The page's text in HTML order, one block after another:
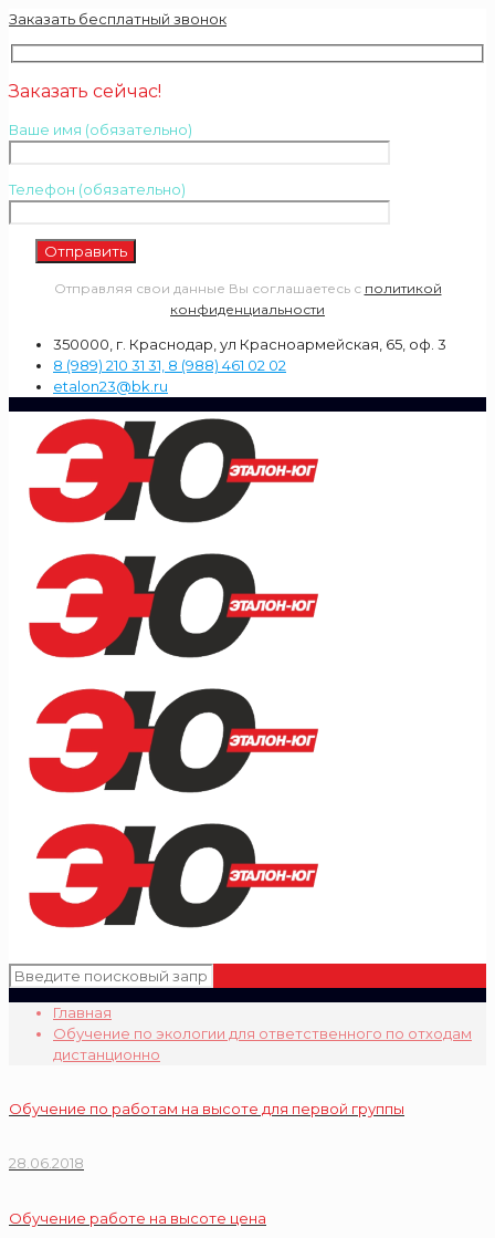
Заказать бесплатный звонок
Заказать сейчас!
Ваше имя (обязательно)
Телефон (обязательно)
Отправляя свои данные Вы соглашаетесь с политикой
конфиденциальности
350000, г. Краснодар, ул Красноармейская, 65, оф. 3
8 (989) 210 31 31, 8 (988) 461 02 02
etalon23@bk.ru
Главная
Обучение по экологии для ответственного по отходам
дистанционно
Обучение по работам на высоте для первой группы
28.06.2018
Обучение работе на высоте цена